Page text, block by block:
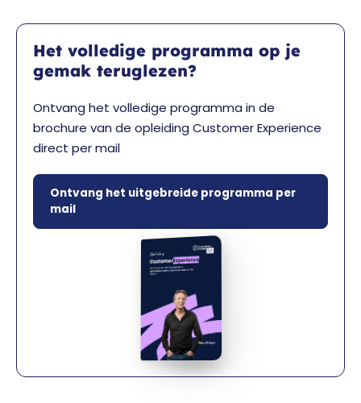
Het volledige programma op je
gemak teruglezen?
Ontvang het volledige programma in de
brochure van de opleiding Customer Experience
direct per mail
Ontvang het uitgebreide programma per
mail